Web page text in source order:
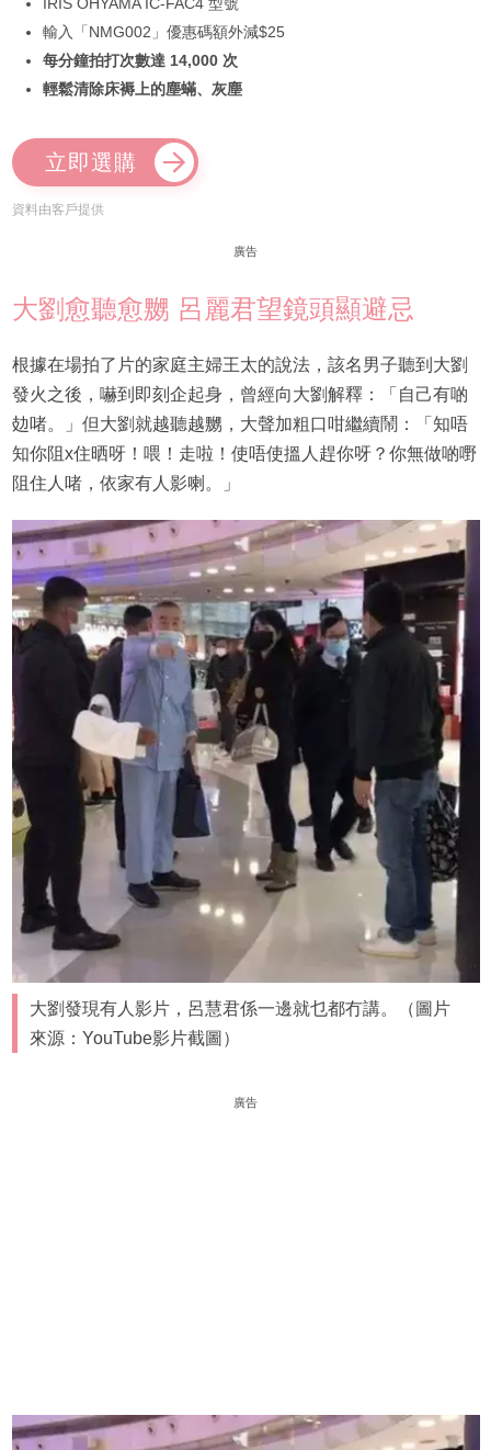
輸入「NMG002」優惠碼額外減$25
每分鐘拍打次數達 14,000 次
輕鬆清除床褥上的塵蟎、灰塵
立即選購
資料由客戶提供
廣告
大劉愈聽愈嬲 呂麗君望鏡頭顯避忌
根據在場拍了片的家庭主婦王太的說法，該名男子聽到大劉
發火之後，嚇到即刻企起身，曾經向大劉解釋：「自己有啲
攰啫。」但大劉就越聽越嬲，大聲加粗口咁繼續鬧：「知唔
知你阻x住晒呀！喂！走啦！使唔使搵人趕你呀？你無做啲嘢
阻住人啫，依家有人影喇。」
大劉發現有人影片，呂慧君係一邊就乜都冇講。（圖片
來源：YouTube影片截圖）
廣告